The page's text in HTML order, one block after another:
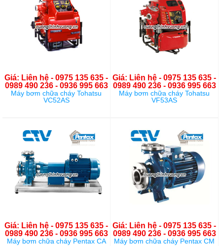
Giá: Liên hệ - 0975 135 635 -
0989 490 236 - 0936 995 663
Máy bơm chữa cháy Tohatsu
VC52AS
Giá: Liên hệ - 0975 135 635 -
0989 490 236 - 0936 995 663
Máy bơm chữa cháy Tohatsu
VF53AS
Giá: Liên hệ - 0975 135 635 -
0989 490 236 - 0936 995 663
Máy bơm chữa cháy Pentax CA
Giá: Liên hệ - 0975 135 635 -
0989 490 236 - 0936 995 663
Máy bơm chữa cháy Pentax CM